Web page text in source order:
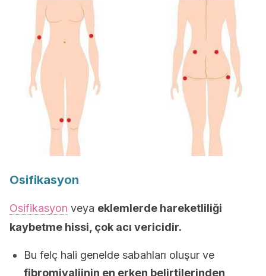
Osifikasyon
Osifikasyon veya eklemlerde hareketliliği
kaybetme hissi, çok acı vericidir.
Bu felç hali genelde sabahları oluşur ve
fibromiyaljinin en erken belirtilerinden